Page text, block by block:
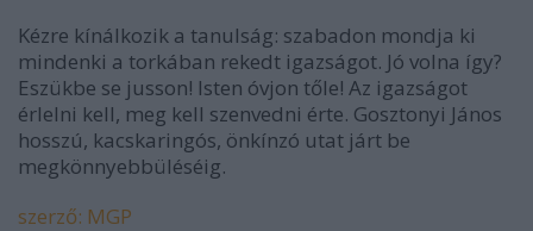
Kézre kínálkozik a tanulság: szabadon mondja ki
mindenki a torkában rekedt igazságot. Jó volna így?
Eszükbe se jusson! Isten óvjon tőle! Az igazságot
érlelni kell, meg kell szenvedni érte. Gosztonyi János
hosszú, kacskaringós, önkínzó utat járt be
megkönnyebbüléséig.
szerző: MGP